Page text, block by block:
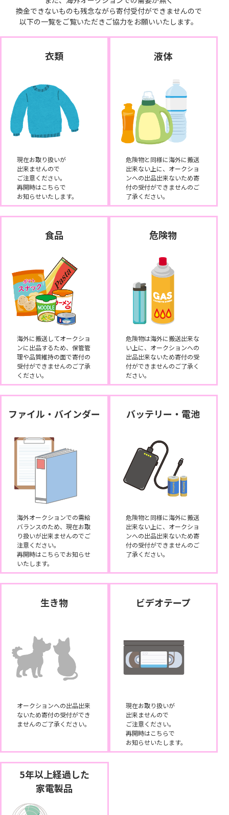
換金できないものも残念ながら寄付受付ができませんので
以下の一覧をご覧いただきご協力をお願いいたします。
衣類
現在お取り扱いが
出来ませんので
ご注意ください。
再開時はこちらで
お知らせいたします。
液体
危険物と同様に海外に搬送
出来ない上に、オークショ
ンへの出品出来ないため寄
付の受付ができませんのご
了承ください。
食品
海外に搬送してオークショ
ンに出品するため、保管管
理や品質維持の面で寄付の
受付ができませんのご了承
ください。
危険物
危険物は海外に搬送出来な
い上に、オークションへの
出品出来ないため寄付の受
付ができませんのご了承く
ださい。
ファイル・バインダー
海外オークションでの需給
バランスのため、現在お取
り扱いが出来ませんのでご
注意ください。
再開時はこちらでお知らせ
いたします。
バッテリー・電池
危険物と同様に海外に搬送
出来ない上に、オークショ
ンへの出品出来ないため寄
付の受付ができませんのご
了承ください。
生き物
オークションへの出品出来
ないため寄付の受付ができ
ませんのご了承ください。
ビデオテープ
現在お取り扱いが
出来ませんので
ご注意ください。
再開時はこちらで
お知らせいたします。
5年以上経過した
家電製品